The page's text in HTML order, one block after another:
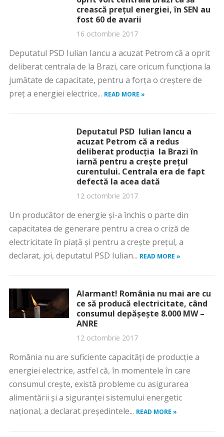
crească preţul energiei, în SEN au
fost 60 de avarii
16 octombrie 2017
Deputatul PSD Iulian Iancu a acuzat Petrom că a oprit
deliberat centrala de la Brazi, care oricum funcţiona la
jumătate de capacitate, pentru a forţa o creştere de
preţ a energiei electrice... READ MORE »
Deputatul PSD Iulian Iancu a
acuzat Petrom că a redus
deliberat producţia la Brazi în
iarnă pentru a creşte preţul
curentului. Centrala era de fapt
defectă la acea dată
12 octombrie 2017
Un producător de energie şi-a închis o parte din
capacitatea de generare pentru a crea o criză de
electricitate în piaţă şi pentru a creşte preţul, a
declarat, joi, deputatul PSD Iulian... READ MORE »
Alarmant! România nu mai are cu
ce să producă electricitate, când
consumul depăşeşte 8.000 MW –
ANRE
12 octombrie 2017
România nu are suficiente capacităţi de producţie a
energiei electrice, astfel că, în momentele în care
consumul creşte, există probleme cu asigurarea
alimentării şi a siguranţei sistemului energetic
naţional, a declarat preşedintele... READ MORE »